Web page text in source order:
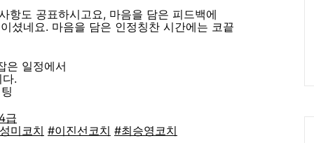
항도 공표하시고요, 마음을 담은 피드백에
셨네요. 마음을 담은 인정칭찬 시간에는 코끝
은 일정에서
.
급
미코치 #이진선코치 #최승영코치